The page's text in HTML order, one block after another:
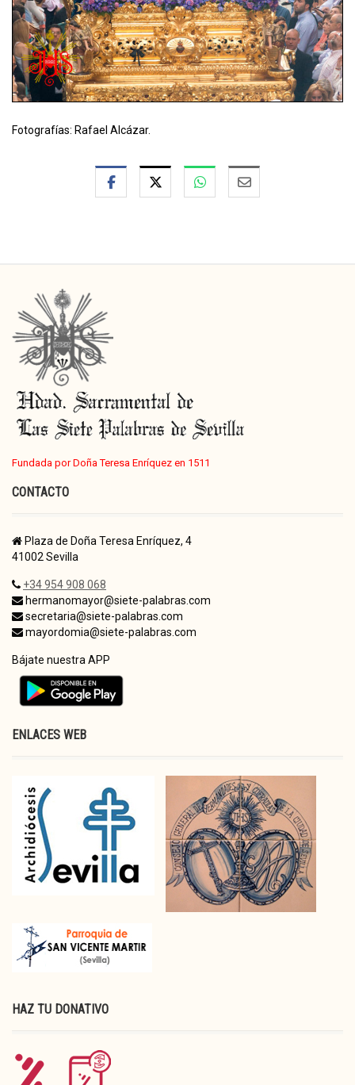
Fotografías: Rafael Alcázar.
Fundada por Doña Teresa Enríquez en 1511
CONTACTO
Plaza de Doña Teresa Enríquez, 4
41002 Sevilla
+34 954 908 068
hermanomayor@siete-palabras.com
secretaria@siete-palabras.com
mayordomia@siete-palabras.com
Bájate nuestra APP
ENLACES WEB
HAZ TU DONATIVO